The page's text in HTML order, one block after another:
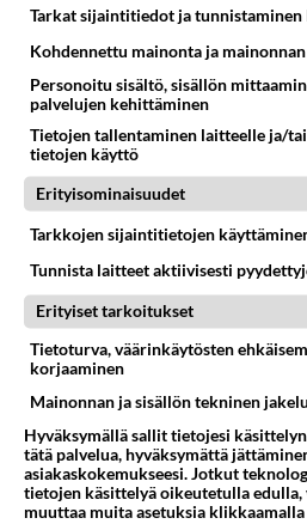
Uuden Jäähallin Rakentaminen
Minun on sanottava, että
Siinä on use...
23.10.2023 09:32
SAIPA
SaiPa 2022-2023
Tämä kausi mennyt
Ensikaudesta varmasti tulossa
jatkoja on jo tehty...
01.02.2022 14:22
Tarkat sijaintitiedot ja tunnistaminen
Kohdennettu mainonta ja
Personoitu sisältö, sisällön
palvelujen kehittäminen
Tietojen tallentaminen laitteelle ja/
tietojen käyttö
Erityisominaisuudet
Tarkkojen sijaintitietojen
Tunnista laitteet aktiivisesti
Erityiset tarkoitukset
Tietoturva, väärinkäytösten
korjaaminen
Mainonnan ja sisällön tekninen jakelu
Hyväksymällä sallit tietojesi
tätä palvelua, hyväksymättä
asiakaskokemukseesi. Jotkut
tietojen käsittelyä oikeutetulla edulla,
muuttaa muita asetuksia